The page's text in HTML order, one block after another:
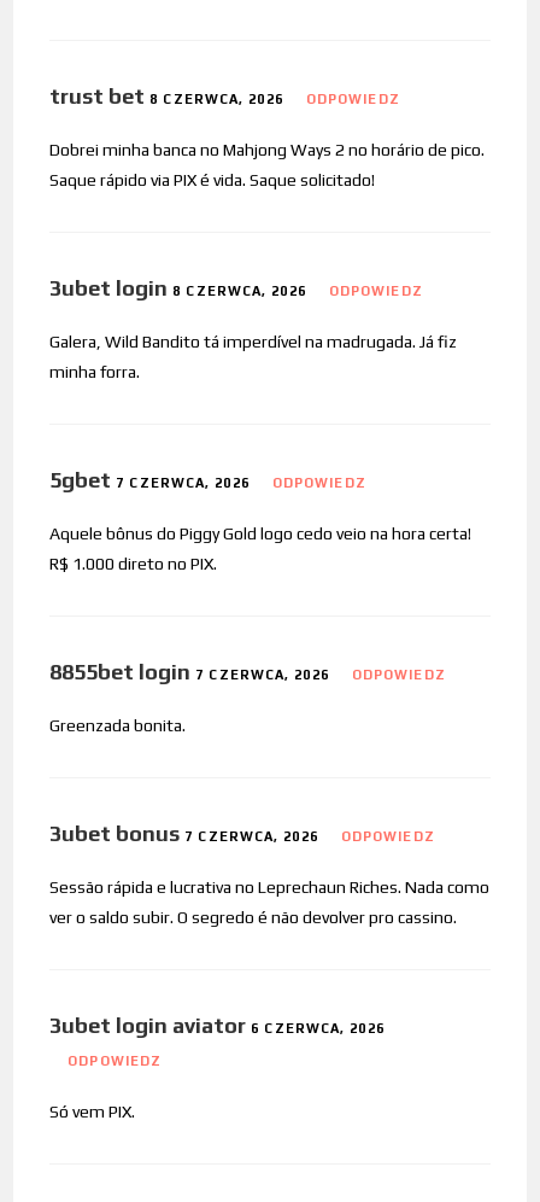
trust bet 8 CZERWCA, 2026 ODPOWIEDZ
Dobrei minha banca no Mahjong Ways 2 no horário de pico.
Saque rápido via PIX é vida. Saque solicitado!
3ubet login 8 CZERWCA, 2026 ODPOWIEDZ
Galera, Wild Bandito tá imperdível na madrugada. Já fiz
minha forra.
5gbet 7 CZERWCA, 2026 ODPOWIEDZ
Aquele bônus do Piggy Gold logo cedo veio na hora certa!
R$ 1.000 direto no PIX.
8855bet login 7 CZERWCA, 2026 ODPOWIEDZ
Greenzada bonita.
3ubet bonus 7 CZERWCA, 2026 ODPOWIEDZ
Sessão rápida e lucrativa no Leprechaun Riches. Nada como
ver o saldo subir. O segredo é não devolver pro cassino.
3ubet login aviator 6 CZERWCA, 2026
ODPOWIEDZ
Só vem PIX.